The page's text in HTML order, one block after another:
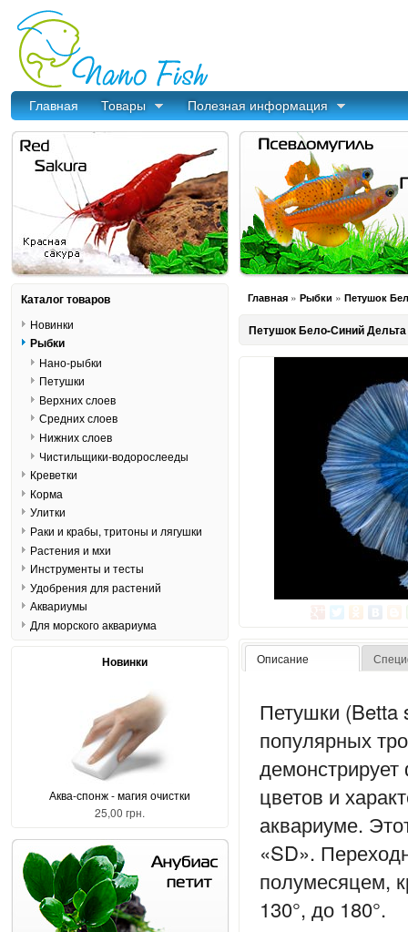
Главная Товары Полезная информация
Главная » Рыбки » Петушок
Петушок Бело-Синий
Описание
Петушки (Betta
популярных
демонстрирует
цветов и
аквариуме.
«SD».
полумесяцем,
130°, до 180°.
Каталог товаров
Новинки
Рыбки
Нано-рыбки
Петушки
Верхних слоев
Средних слоев
Нижних слоев
Чистильщики-водорослееды
Креветки
Корма
Улитки
Раки и крабы, тритоны и лягушки
Растения и мхи
Инструменты и тесты
Удобрения для растений
Аквариумы
Для морского аквариума
Новинки
Аква-спонж - магия очистки
25,00 грн.